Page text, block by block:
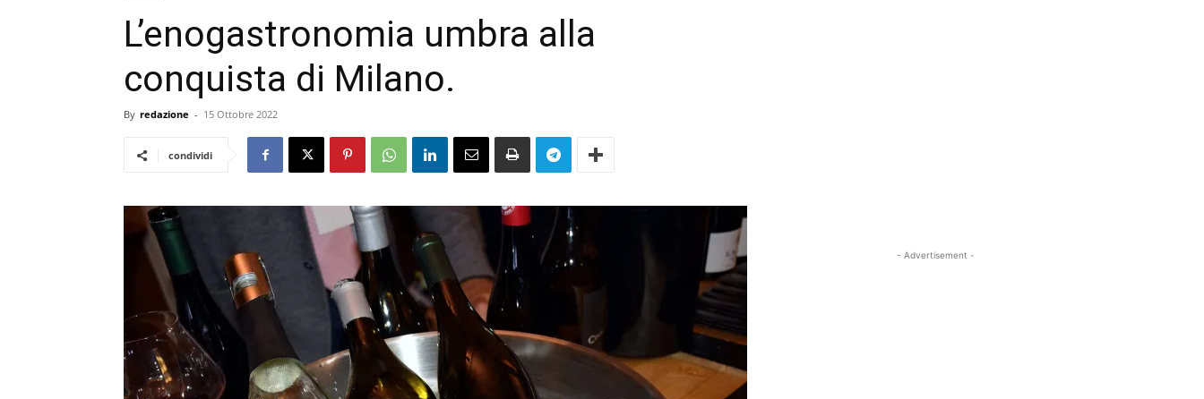
L’enogastronomia umbra alla
conquista di Milano.
By redazione - 15 Ottobre 2022
condividi
- Advertisement -